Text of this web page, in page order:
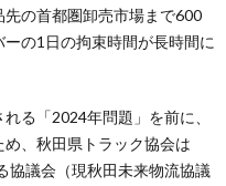
の首都圏卸売市場まで600
の1日の拘束時間が長時間に
る「2024年問題」を前に、
、秋田県トラック協会は
協議会（現秋田未来物流協議